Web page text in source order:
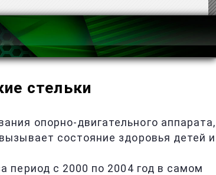
стельки
опорно-двигательного аппарата,
состояние здоровья детей и
период с 2000 по 2004 год в самом